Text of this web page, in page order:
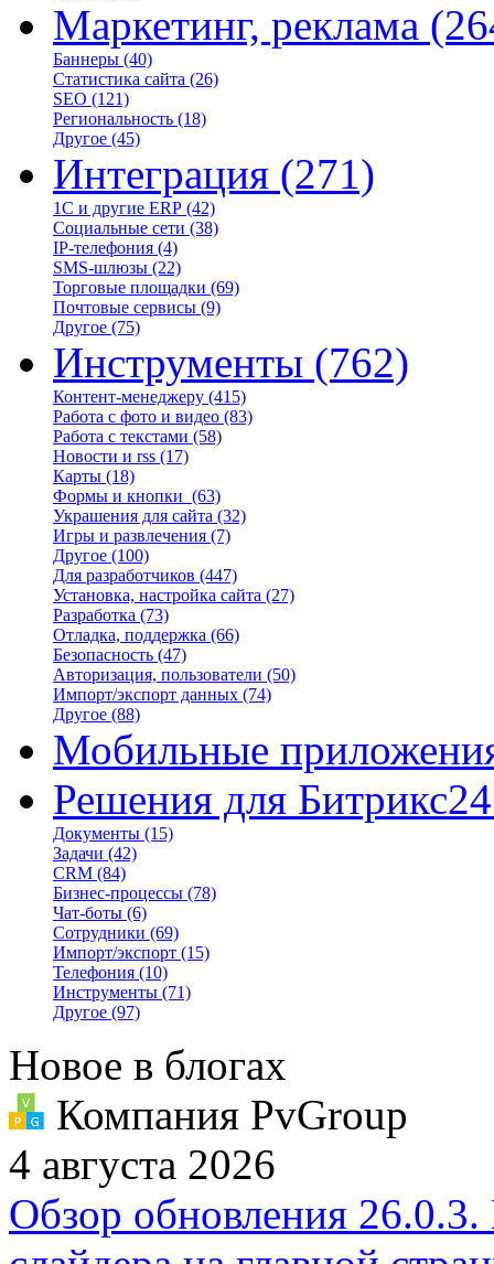
Маркетинг, реклама
Баннеры (40)
Статистика сайта (26)
SEO (121)
Региональность (18)
Другое (45)
Интеграция (271)
1С и другие ERP (42)
Социальные сети (38)
IP-телефония (4)
SMS-шлюзы (22)
Торговые площадки (69)
Почтовые сервисы (9)
Другое (75)
Инструменты (762)
Контент-менеджеру (415)
Работа с фото и видео (83)
Работа с текстами (58)
Новости и rss (17)
Карты (18)
Формы и кнопки (63)
Украшения для сайта (32)
Игры и развлечения (7)
Другое (100)
Для разработчиков (447)
Установка, настройка сайта (27)
Разработка (73)
Отладка, поддержка (66)
Безопасность (47)
Авторизация, пользователи (50)
Импорт/экспорт данных (74)
Другое (88)
Мобильные
Решения для Битрикс24
Документы (15)
Задачи (42)
CRM (84)
Бизнес-процессы (78)
Чат-боты (6)
Сотрудники (69)
Импорт/экспорт (15)
Телефония (10)
Инструменты (71)
Другое (97)
Новое в блогах
Компания PvGroup
4 августа 2026
Обзор обновления 26.0.3.